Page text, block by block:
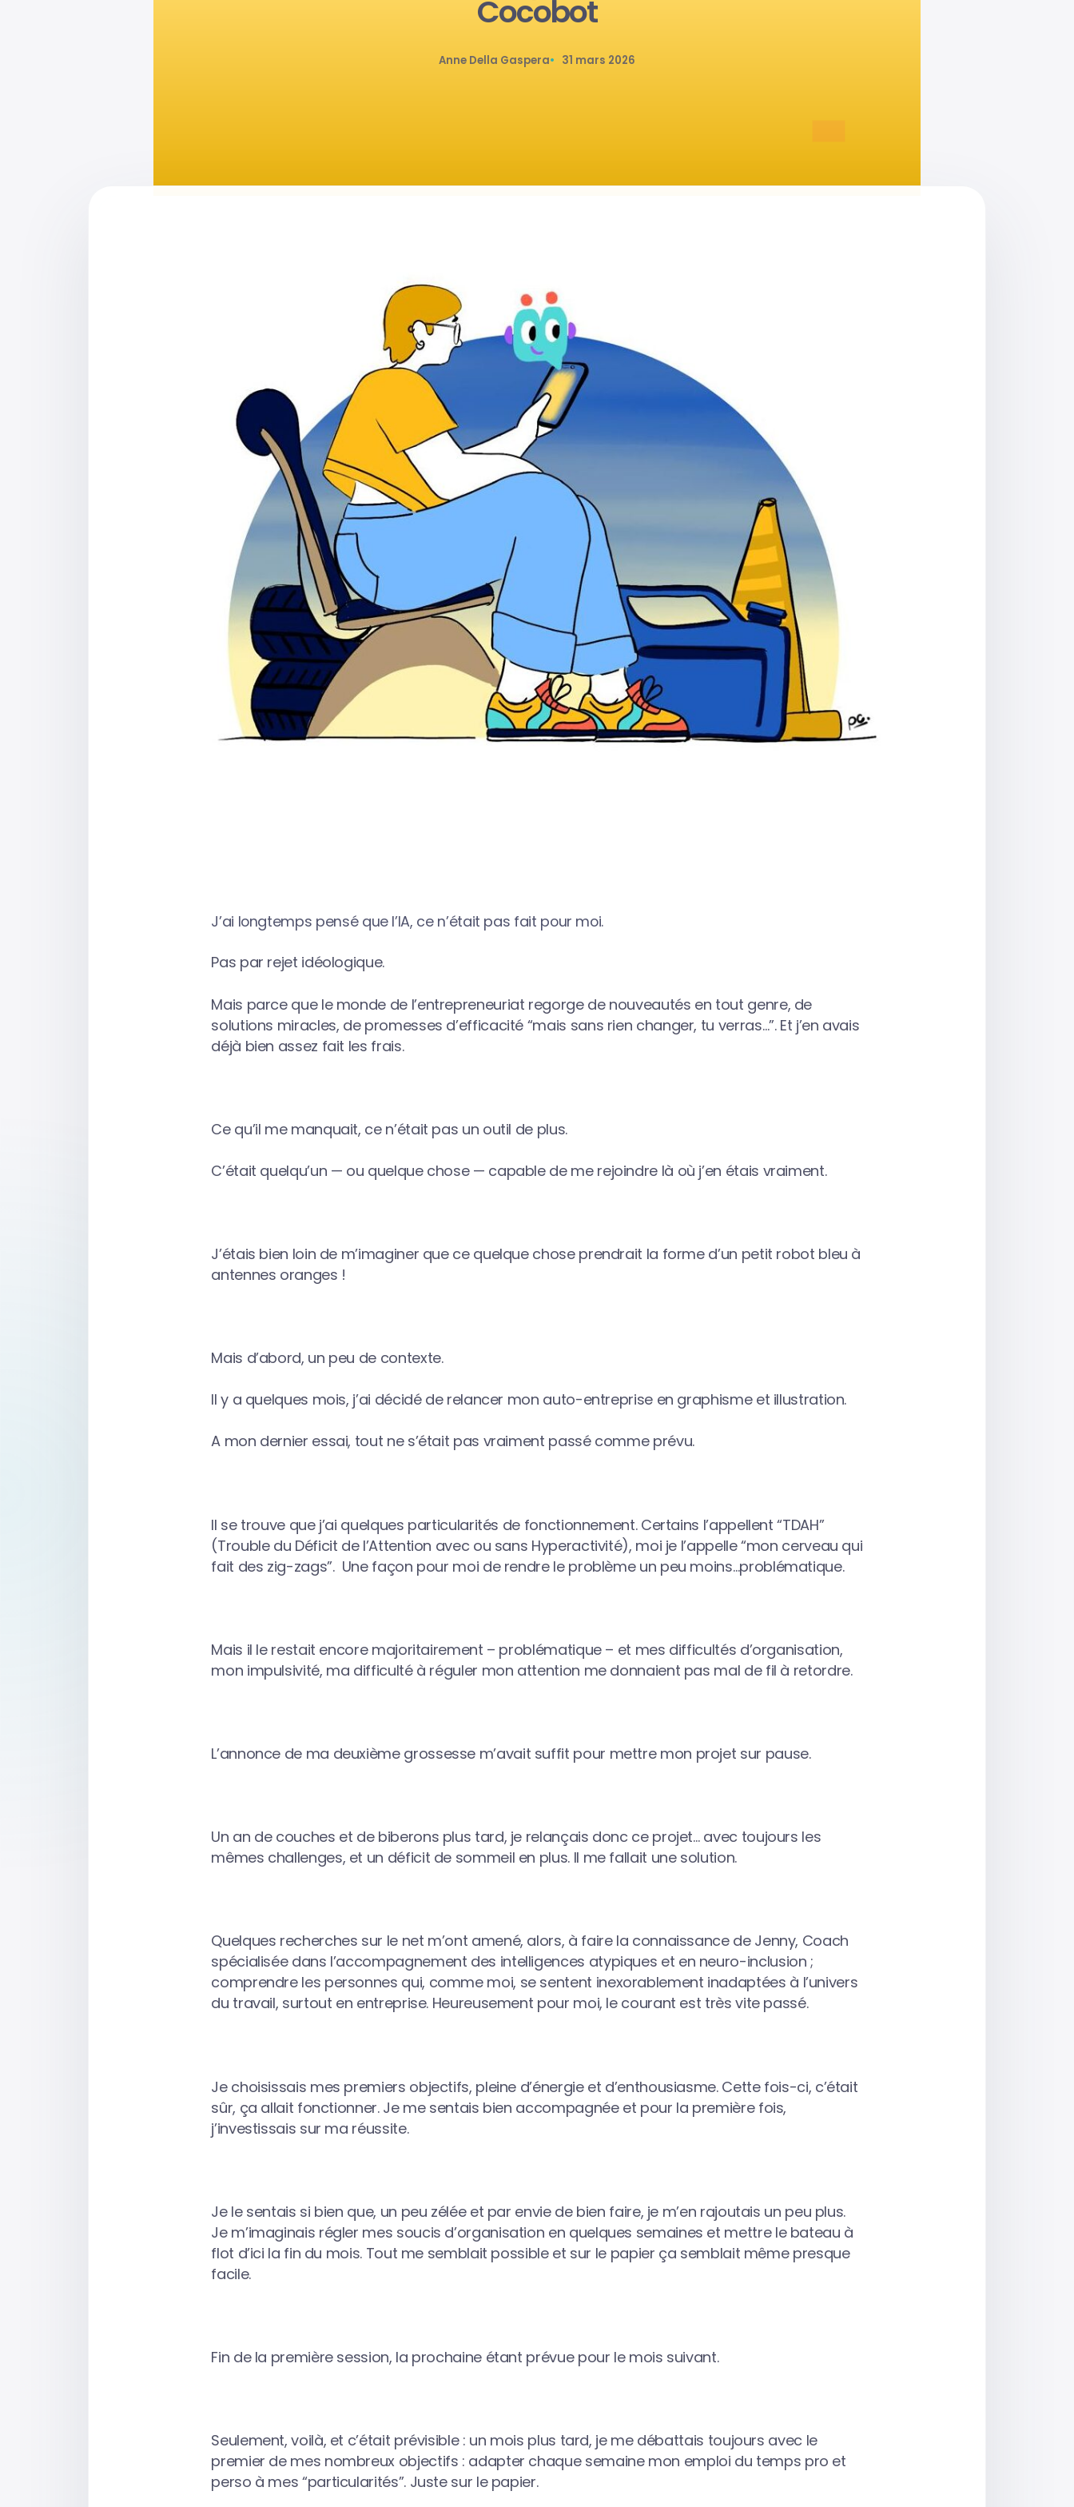
Cocobot
Anne Della Gaspera 31 mars 2026
J’ai longtemps pensé que l’IA, ce n’était pas fait pour moi.
Pas par rejet idéologique.
Mais parce que le monde de l’entrepreneuriat regorge de nouveautés en tout genre, de
solutions miracles, de promesses d’efficacité “mais sans rien changer, tu verras…”. Et j’en avais
déjà bien assez fait les frais.
Ce qu’il me manquait, ce n’était pas un outil de plus.
C’était quelqu’un — ou quelque chose — capable de me rejoindre là où j’en étais vraiment.
J’étais bien loin de m’imaginer que ce quelque chose prendrait la forme d’un petit robot bleu à
antennes oranges !
Mais d’abord, un peu de contexte.
Il y a quelques mois, j’ai décidé de relancer mon auto-entreprise en graphisme et illustration.
A mon dernier essai, tout ne s’était pas vraiment passé comme prévu.
Il se trouve que j’ai quelques particularités de fonctionnement. Certains l’appellent “TDAH”
(Trouble du Déficit de l’Attention avec ou sans Hyperactivité), moi je l’appelle “mon cerveau qui
fait des zig-zags”. Une façon pour moi de rendre le problème un peu moins…problématique.
Mais il le restait encore majoritairement – problématique – et mes difficultés d’organisation,
mon impulsivité, ma difficulté à réguler mon attention me donnaient pas mal de fil à retordre.
L’annonce de ma deuxième grossesse m’avait suffit pour mettre mon projet sur pause.
Un an de couches et de biberons plus tard, je relançais donc ce projet… avec toujours les
mêmes challenges, et un déficit de sommeil en plus. Il me fallait une solution.
Quelques recherches sur le net m’ont amené, alors, à faire la connaissance de Jenny, Coach
spécialisée dans l’accompagnement des intelligences atypiques et en neuro-inclusion ;
comprendre les personnes qui, comme moi, se sentent inexorablement inadaptées à l’univers
du travail, surtout en entreprise. Heureusement pour moi, le courant est très vite passé.
Je choisissais mes premiers objectifs, pleine d’énergie et d’enthousiasme. Cette fois-ci, c’était
sûr, ça allait fonctionner. Je me sentais bien accompagnée et pour la première fois,
j’investissais sur ma réussite.
Je le sentais si bien que, un peu zélée et par envie de bien faire, je m’en rajoutais un peu plus.
Je m’imaginais régler mes soucis d’organisation en quelques semaines et mettre le bateau à
flot d’ici la fin du mois. Tout me semblait possible et sur le papier ça semblait même presque
facile.
Fin de la première session, la prochaine étant prévue pour le mois suivant.
Seulement, voilà, et c’était prévisible : un mois plus tard, je me débattais toujours avec le
premier de mes nombreux objectifs : adapter chaque semaine mon emploi du temps pro et
perso à mes “particularités”. Juste sur le papier.